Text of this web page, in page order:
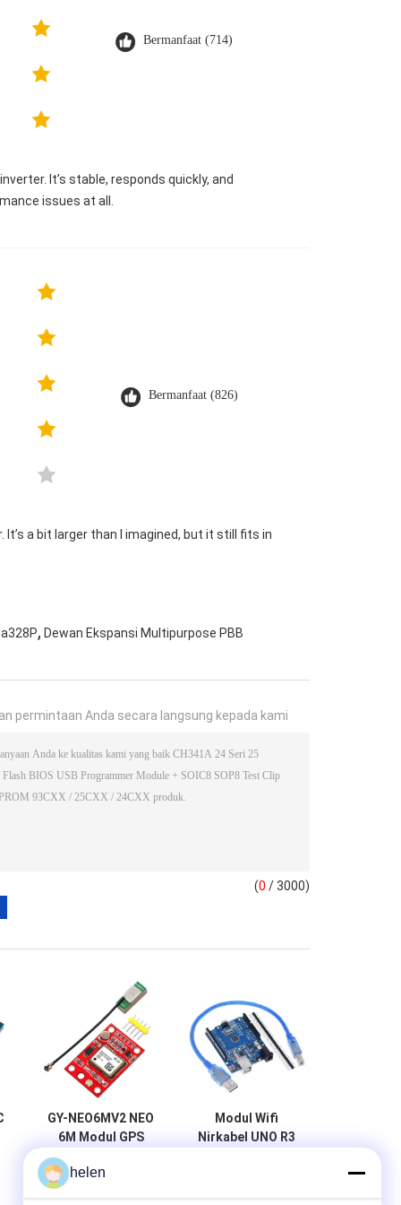
Bermanfaat (714)
It’s stable, responds quickly, and
issues at all.
Bermanfaat (826)
a bit larger than I imagined, but it still fits in
, Dewan Ekspansi Multipurpose PBB
permintaan Anda secara langsung kepada kami
(0 / 3000)
GY-NEO6MV2 NEO
6M Modul GPS
UNTUK Arduino
3V-5V RS232 TTL
Modul Wifi
Nirkabel UNO R3
helen